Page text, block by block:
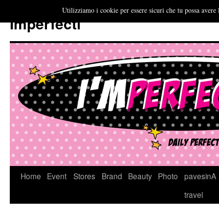
Imperfecti
VaiHome Event Stores Brand Beauty Photo
pavesinA
travel
Utilizziamo i cookie per essere sicuri che tu possa